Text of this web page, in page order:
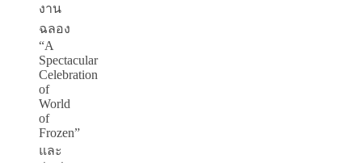
งาน
ฉลอง
“A
Spectacular
Celebration
of
World
of
Frozen”
และ